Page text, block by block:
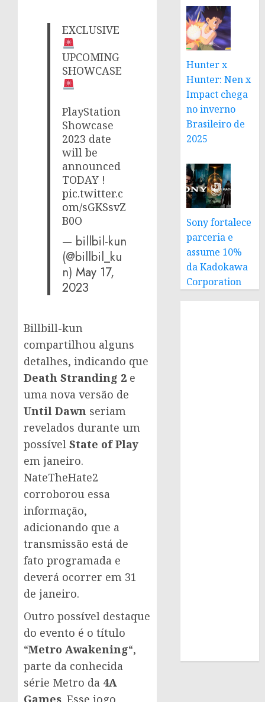
EXCLUSIVE
UPCOMING
SHOWCASE
PlayStation
Showcase
2023 date
will be
announced
TODAY !
pic.twitter.c
om/sGKSsvZ
B0O
— billbil-kun
(@billbil_ku
n)May 17,
2023
Billbill-kun
compartilhou alguns
detalhes, indicando que
Death Stranding 2 e
uma nova versão de
Until Dawn seriam
revelados durante um
possível State of Play
em janeiro.
NateTheHate2
corroborou essa
informação,
adicionando que a
transmissão está de
fato programada e
deverá ocorrer em 31
de janeiro.
Outro possível destaque
do evento é o título
“Metro Awakening“,
parte da conhecida
série Metro da 4A
Games . Esse jogo,
Hunter x
Hunter: Nen x
Impact chega
no inverno
Brasileiro de
2025
Sony fortalece
parceria e
assume 10%
da Kadokawa
Corporation